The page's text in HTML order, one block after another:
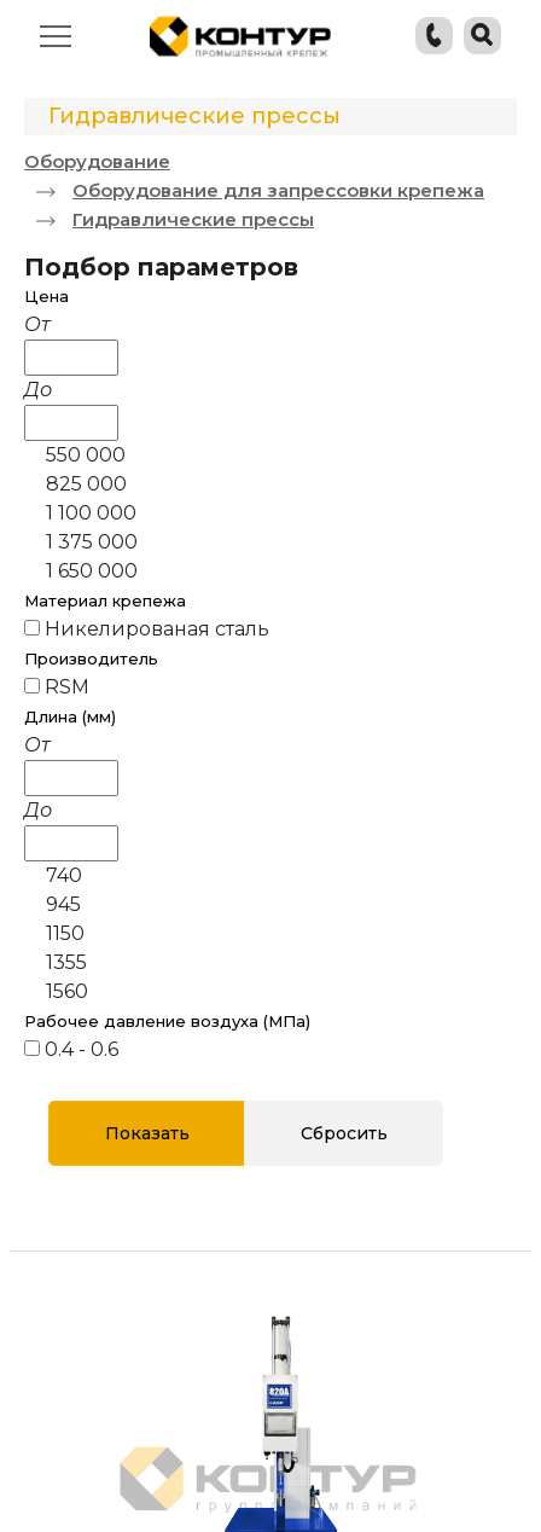
Гидравлические прессы
Оборудование
Оборудование для запрессовки крепежа
Гидравлические прессы
Подбор параметров
Цена
От
До
550 000
825 000
1 100 000
1 375 000
1 650 000
Материал крепежа
Никелированая сталь
Производитель
RSM
Длина (мм)
От
До
740
945
1150
1355
1560
Рабочее давление воздуха (МПа)
0.4 - 0.6